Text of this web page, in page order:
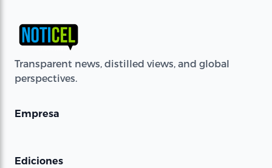
Transparent news, distilled views, and global
perspectives.
Empresa
Ediciones